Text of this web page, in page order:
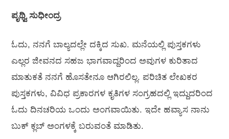
ಪೃಥ್ವಿ ಸುಧೀಂದ್ರ
ಓದು, ನನಗೆ ಬಾಲ್ಯದಲ್ಲೇ ದಕ್ಕಿದ ಸುಖ. ಮನೆಯಲ್ಲಿ ಪುಸ್ತಕಗಳು
ಎಲ್ಲರ ಜೀವನದ ಸಹಜ ಭಾಗವಾದ್ದರಿಂದ ಅವುಗಳ ಕುರಿತಾದ
ಮಾತುಕತೆ ನನಗೆ ಹೊಸತೇನೂ ಆಗಿರಲಿಲ್ಲ. ಪರಿಚಿತ ಲೇಖಕರ
ಪುಸ್ತಕಗಳು, ವಿವಿಧ ಪ್ರಕಾರಗಳ ಕೃತಿಗಳ ಸಂಗ್ರಹದಲ್ಲಿ ಇದ್ದುದರಿಂದ
ಓದು ದಿನಚರಿಯ ಒಂದು ಅಂಗವಾಯಿತು. ಇದೇ ಹವ್ಯಾಸ ನಾನು
ಬುಕ್ ಕ್ಲಬ್ ಅಂಗಳಕ್ಕೆ ಬರುವಂತೆ ಮಾಡಿತು.